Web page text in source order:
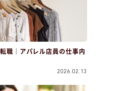
職｜アパレル店員の仕事内
2026.02.13